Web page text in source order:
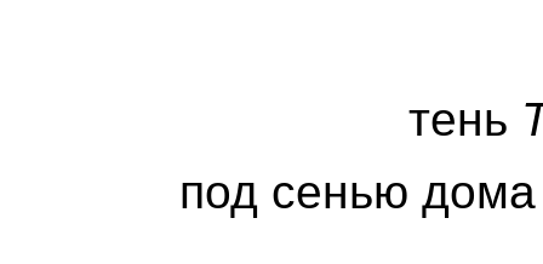
тень
под сенью